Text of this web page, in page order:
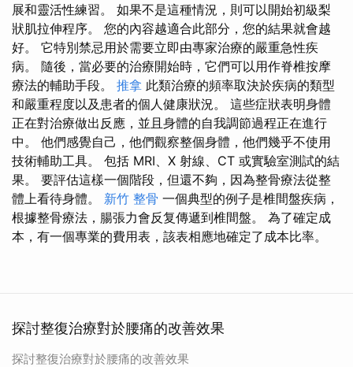
展和靈活性練習。 如果不是這種情況，則可以開始初級梨
狀肌拉伸程序。 您的內容越適合此部分，您的結果就會越
好。 它特別禁忌用於需要立即由專家治療的嚴重急性疾
病。 隨後，當必要的治療開始時，它們可以用作脊椎按摩
療法的輔助手段。 推拿 此類治療的頻率取決於疾病的類型
和嚴重程度以及患者的個人健康狀況。 這些症狀表明身體
正在對治療做出反應，並且身體的自我調節過程正在進行
中。 他們感覺自己，他們觀察整個身體，他們幾乎不使用
技術輔助工具。 包括 MRI、X 射線、CT 或實驗室測試的結
果。 要評估這樣一個階段，但還不夠，因為整骨療法從整
體上看待身體。 新竹 整骨 一個典型的例子是椎間盤疾病，
根據整骨療法，腸張力會反复傳遞到椎間盤。 為了確定成
本，有一個專業的費用表，該表相應地確定了成本比率。
探討整復治療對於腰痛的改善效果
探討整復治療對於腰痛的改善效果